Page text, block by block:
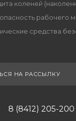
коленей
рабочего
средства
НА РАССЫЛКУ
8 (8412) 205-200